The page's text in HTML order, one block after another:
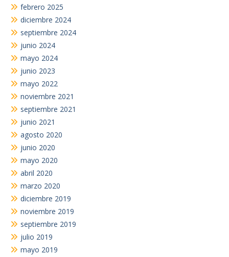
febrero 2025
diciembre 2024
septiembre 2024
junio 2024
mayo 2024
junio 2023
mayo 2022
noviembre 2021
septiembre 2021
junio 2021
agosto 2020
junio 2020
mayo 2020
abril 2020
marzo 2020
diciembre 2019
noviembre 2019
septiembre 2019
julio 2019
mayo 2019